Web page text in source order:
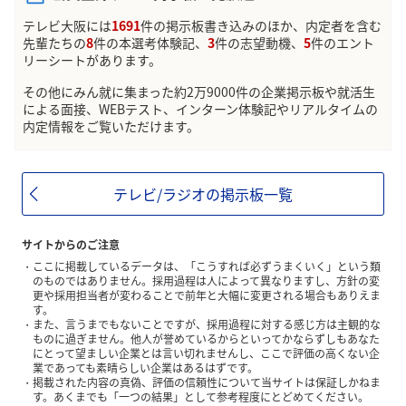
テレビ大阪には1691件の掲示板書き込みのほか、内定者を含む
先輩たちの8件の本選考体験記、 3件の志望動機、 5件のエント
リーシートがあります。
その他にみん就に集まった約2万9000件の企業掲示板や就活生
による面接、WEBテスト、インターン体験記やリアルタイムの
内定情報をご覧いただけます。
テレビ/ラジオの掲示板一覧
サイトからのご注意
ここに掲載しているデータは、「こうすれば必ずうまくいく」という類
のものではありません。採用過程は人によって異なりますし、方針の変
更や採用担当者が変わることで前年と大幅に変更される場合もありえま
す。
また、言うまでもないことですが、採用過程に対する感じ方は主観的な
ものに過ぎません。他人が誉めているからといってかならずしもあなた
にとって望ましい企業とは言い切れませんし、ここで評価の高くない企
業であっても素晴らしい企業はあるはずです。
掲載された内容の真偽、評価の信頼性について当サイトは保証しかねま
す。あくまでも「一つの結果」として参考程度にとどめてください。